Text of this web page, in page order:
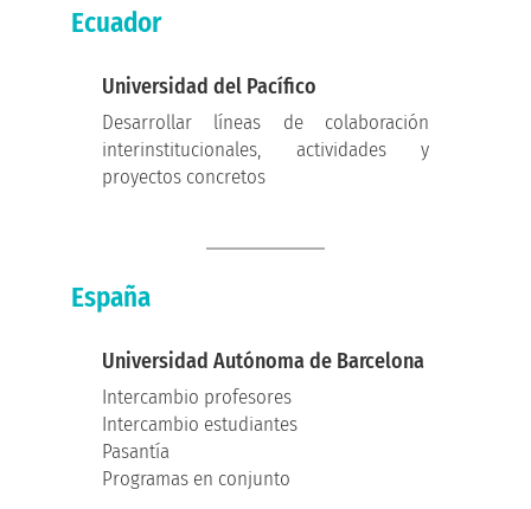
Ecuador
Universidad del Pacífico
Desarrollar líneas de colaboración
interinstitucionales, actividades y
proyectos concretos
España
Universidad Autónoma de Barcelona
Intercambio profesores
Intercambio estudiantes
Pasantía
Programas en conjunto